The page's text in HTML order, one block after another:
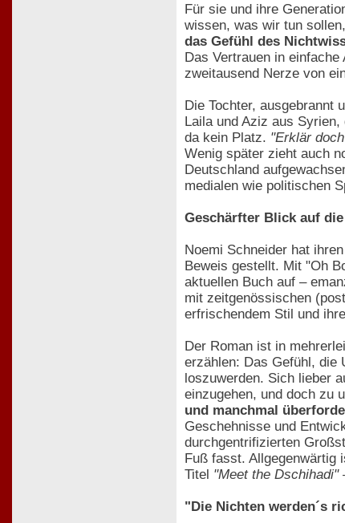
Für sie und ihre
wissen, was wir tun
das Gefühl des
Das Vertrauen in
zweitausend Nerze von
Die Tochter, ausgebrannt
Laila und Aziz aus
da kein Platz. "Erklär
Wenig später zieht auch
Deutschland
medialen wie politischen
Geschärfter Blick auf
Noemi Schneider hat
Beweis gestellt. Mit "Oh
aktuellen Buch auf –
mit zeitgenössischen
erfrischendem Stil und
Der Roman ist in
erzählen: Das Gefühl, die
loszuwerden. Sich lieber
einzugehen, und doch zu
und manchmal
Geschehnisse und
durchgentrifizierten
Fuß fasst. Allgegenwärtig
Titel "Meet the Dschihadi"
"Die Nichten werden´s